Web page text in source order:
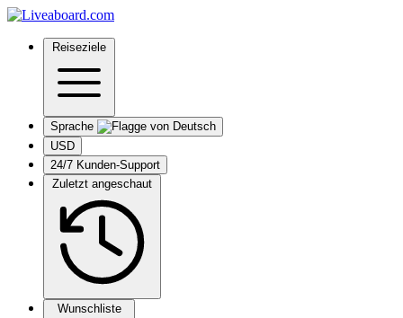
Reiseziele
Sprache
USD
24/7 Kunden-Support
Zuletzt angeschaut
Wunschliste